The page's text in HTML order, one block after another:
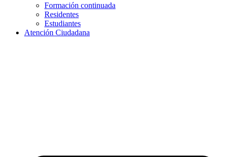
Formación continuada
Residentes
Estudiantes
Atención Ciudadana